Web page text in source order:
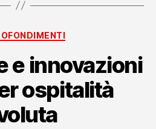
per
Categorie
e innovazioni
ospitalità